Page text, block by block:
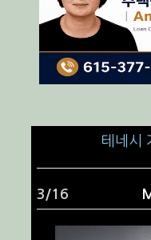
테네시
4/16 The